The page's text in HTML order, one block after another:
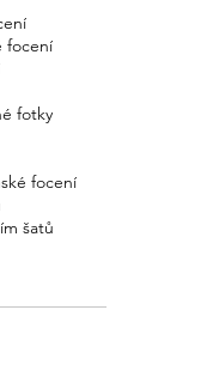
focení
fotky
focení
šatů